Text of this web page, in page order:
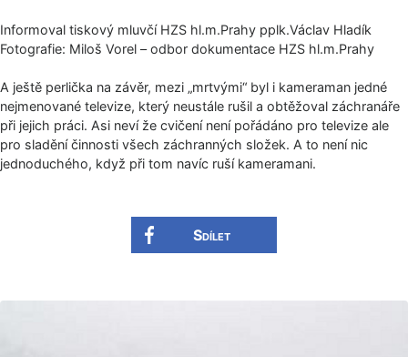
Informoval tiskový mluvčí HZS hl.m.Prahy pplk.Václav Hladík
Fotografie: Miloš Vorel – odbor dokumentace HZS hl.m.Prahy
A ještě perlička na závěr, mezi „mrtvými“ byl i kameraman jedné
nejmenované televize, který neustále rušil a obtěžoval záchranáře
při jejich práci. Asi neví že cvičení není pořádáno pro televize ale
pro sladění činnosti všech záchranných složek. A to není nic
jednoduchého, když při tom navíc ruší kameramani.
Sdílet